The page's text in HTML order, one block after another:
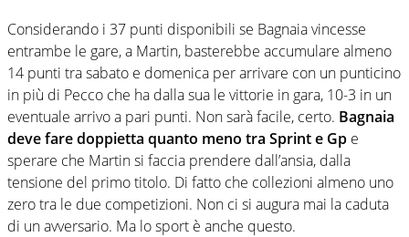
Considerando i 37 punti disponibili se Bagnaia vincesse
entrambe le gare, a Martin, basterebbe accumulare almeno
14 punti tra sabato e domenica per arrivare con un punticino
in più di Pecco che ha dalla sua le vittorie in gara, 10-3 in un
eventuale arrivo a pari punti. Non sarà facile, certo. Bagnaia
deve fare doppietta quanto meno tra Sprint e Gp e
sperare che Martin si faccia prendere dall’ansia, dalla
tensione del primo titolo. Di fatto che collezioni almeno uno
zero tra le due competizioni. Non ci si augura mai la caduta
di un avversario. Ma lo sport è anche questo.